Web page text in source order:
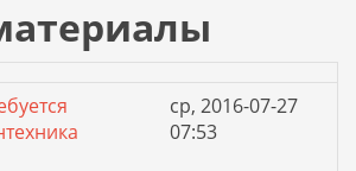
ср, 2016-07-27
07:53